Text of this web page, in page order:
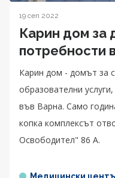
19 сеп 2022
Карин дом за
потребности
Карин дом - домът за
образователни
във Варна. Само
копка комплексът
Освободител" 86 А.